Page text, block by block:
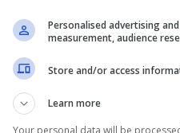
essere molto brillante.
Personalised advertising
measurement, audience
Store and/or access
Learn more
Your personal data will be